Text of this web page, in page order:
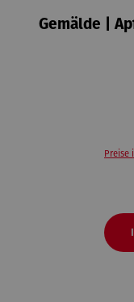
Gemälde |
Preise